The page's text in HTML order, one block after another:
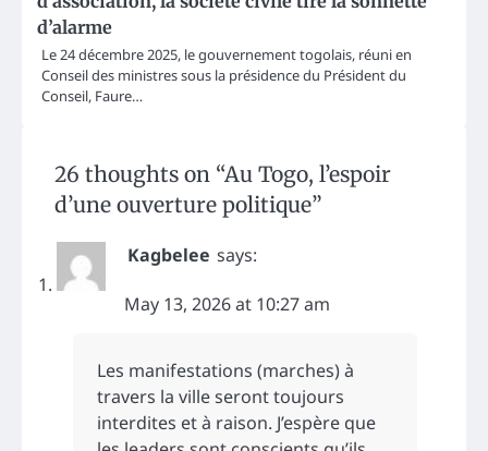
d’alarme
Le 24 décembre 2025, le gouvernement togolais, réuni en
Conseil des ministres sous la présidence du Président du
Conseil, Faure…
26 thoughts on “Au Togo, l’espoir
d’une ouverture politique”
Kagbelee says:
May 13, 2026 at 10:27 am
Les manifestations (marches) à
travers la ville seront toujours
interdites et à raison. J’espère que